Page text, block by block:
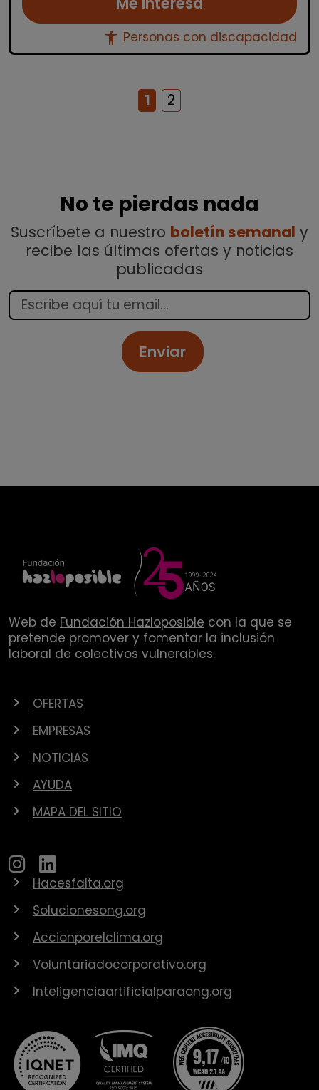
accessibility_new Personas con discapacidad
1 2
No te pierdas nada
Suscríbete a nuestro boletín semanal y
recibe las últimas ofertas y noticias
publicadas
Enviar
Web de Fundación Hazloposible con la que se
pretende promover y fomentar la inclusión
laboral de colectivos vulnerables.
OFERTAS
EMPRESAS
NOTICIAS
AYUDA
MAPA DEL SITIO
Hacesfalta.org
Solucionesong.org
Accionporelclima.org
Voluntariadocorporativo.org
Inteligenciaartificialparaong.org